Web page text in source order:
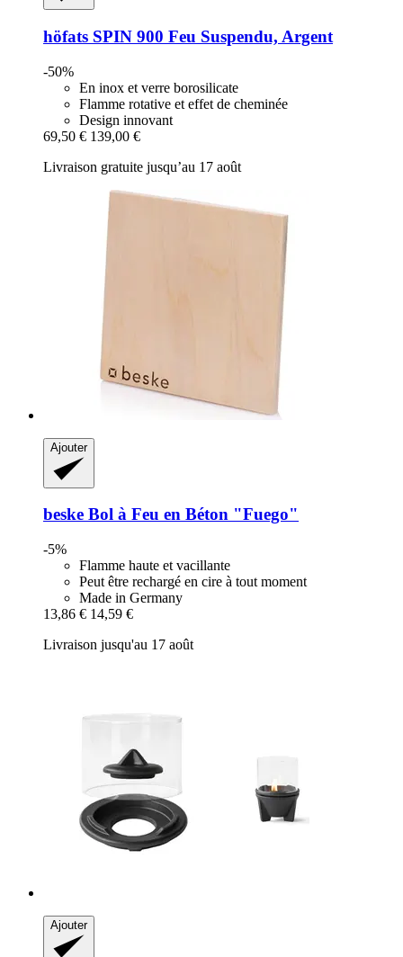
höfats SPIN 900 Feu Suspendu, Argent
-50%
En inox et verre borosilicate
Flamme rotative et effet de cheminée
Design innovant
69,50 € 139,00 €
Livraison gratuite jusqu’au 17 août
Ajouter
beske Bol à Feu en Béton "Fuego"
-5%
Flamme haute et vacillante
Peut être rechargé en cire à tout moment
Made in Germany
13,86 € 14,59 €
Livraison jusqu'au 17 août
Ajouter